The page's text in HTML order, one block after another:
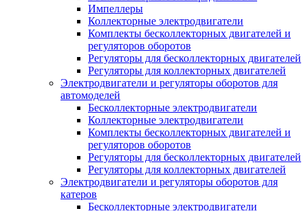
Импеллеры
Коллекторные электродвигатели
Комплекты бесколлекторных двигателей и
регуляторов оборотов
Регуляторы для бесколлекторных двигателей
Регуляторы для коллекторных двигателей
Электродвигатели и регуляторы оборотов для
автомоделей
Бесколлекторные электродвигатели
Коллекторные электродвигатели
Комплекты бесколлекторных двигателей и
регуляторов оборотов
Регуляторы для бесколлекторных двигателей
Регуляторы для коллекторных двигателей
Электродвигатели и регуляторы оборотов для
катеров
Бесколлекторные электродвигатели